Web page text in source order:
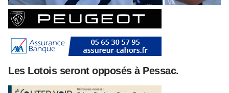
Les Lotois seront opposés à Pessac.